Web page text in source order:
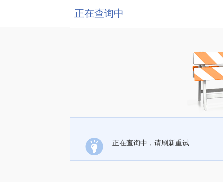
正在查询中
正在查询中，请刷新重试